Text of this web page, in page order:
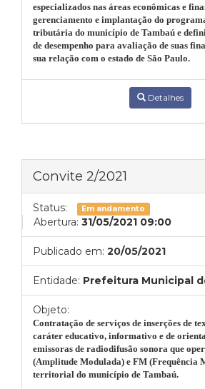
especializados nas áreas econômicas e
gerenciamento e implantação do
tributária do município de Tambaú e
de desempenho para avaliação de suas
sua relação com o estado de São Paulo.
Detalhes
Convite 2/2021
Status: Em andamento
Abertura: 31/05/2021 09:00
Publicado em: 20/05/2021
Entidade: Prefeitura Municipal
Objeto:
Contratação de serviços de inserções de
caráter educativo, informativo e de
emissoras de radiodifusão sonora que
(Amplitude Modulada) e FM (Frequência
territorial do município de Tambaú.